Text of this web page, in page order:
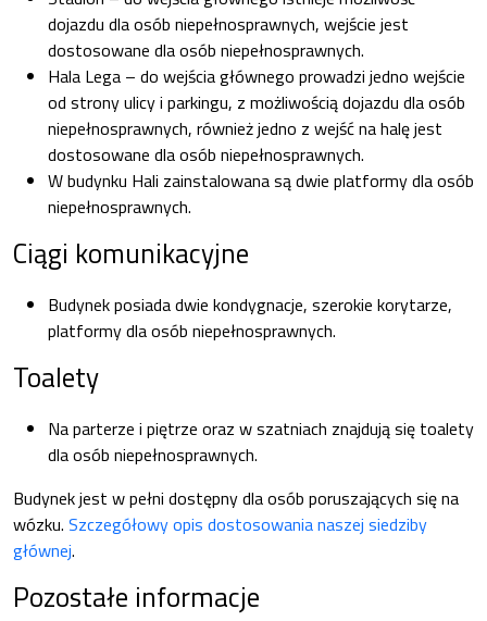
dojazdu dla osób niepełnosprawnych, wejście jest
dostosowane dla osób niepełnosprawnych.
Hala Lega – do wejścia głównego prowadzi jedno wejście
od strony ulicy i parkingu, z możliwością dojazdu dla osób
niepełnosprawnych, również jedno z wejść na halę jest
dostosowane dla osób niepełnosprawnych.
W budynku Hali zainstalowana są dwie platformy dla osób
niepełnosprawnych.
Ciągi komunikacyjne
Budynek posiada dwie kondygnacje, szerokie korytarze,
platformy dla osób niepełnosprawnych.
Toalety
Na parterze i piętrze oraz w szatniach znajdują się toalety
dla osób niepełnosprawnych.
Budynek jest w pełni dostępny dla osób poruszających się na
wózku. Szczegółowy opis dostosowania naszej siedziby
głównej.
Pozostałe informacje